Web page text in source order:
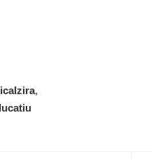
,